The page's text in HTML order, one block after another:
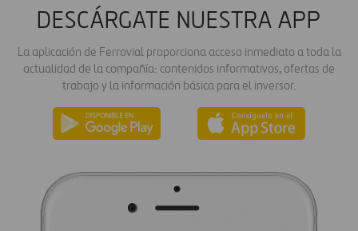
DESCÁRGATE NUESTRA APP
La aplicación de Ferrovial proporciona acceso inmediato a toda la
actualidad de la compañía: contenidos informativos, ofertas de
trabajo y la información básica para el inversor.